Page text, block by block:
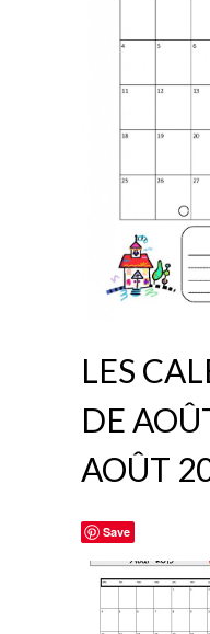
LES
DE
AOÛT
Save